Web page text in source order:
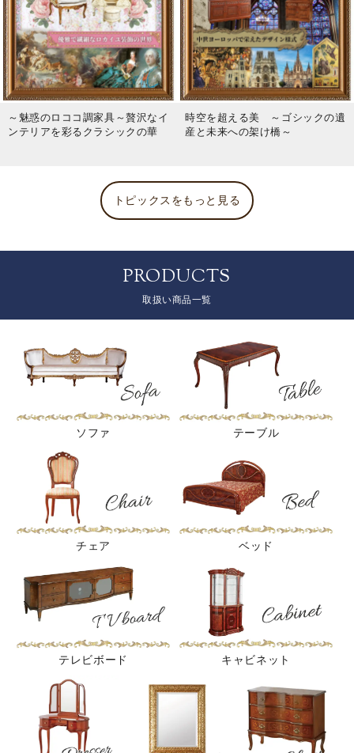
～魅惑のロココ調家具～贅沢なイ
ンテリアを彩るクラシックの華
時空を超える美 ～ゴシックの遺
産と未来への架け橋～
トピックスをもっと見る
PRODUCTS
取扱い商品一覧
ソファ テーブル
チェア ベッド
テレビボード キャビネット